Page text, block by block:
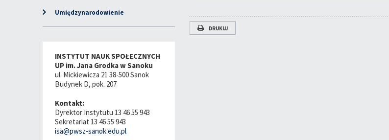
DRUKUJ
Umiędzynarodowienie
INSTYTUT NAUK SPOŁECZNYCH
UP im. Jana Grodka w Sanoku
ul. Mickiewicza 21 38-500 Sanok
Budynek D, pok. 207
Kontakt:
Dyrektor Instytutu 13 46 55 943
Sekretariat 13 46 55 943
isa@pwsz-sanok.edu.pl